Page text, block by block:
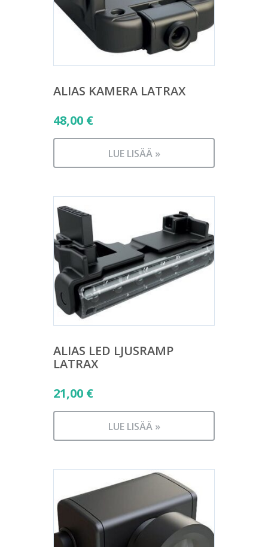
ALIAS KAMERA LATRAX
48,00 €
LUE LISÄÄ »
ALIAS LED LJUSRAMP
LATRAX
21,00 €
LUE LISÄÄ »